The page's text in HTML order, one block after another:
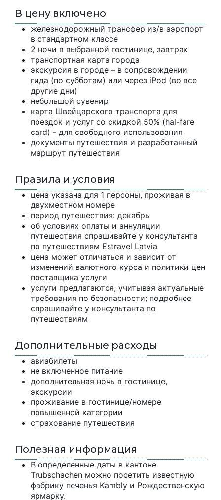
В цену включено
железнодорожный трансфер из/в аэропорт
в стандартном классе
2 ночи в выбранной гостинице, завтрак
транспортная карта города
экскурсия в городе – в сопровождении
гида (по субботам) или через iPod (во все
другие дни)
небольшой сувенир
карта Швейцарского транспорта для
поездок и услуг со скидкой 50% (hal-fare
card) - для свободного использования
документы путешествия и разработанный
маршрут путешествия
Правила и условия
цена указана для 1 персоны, проживая в
двухместном номере
период путешествия: декабрь
об условиях оплаты и аннуляции
путешествия спрашивайте у консультанта
по путешествиям Estravel Latvia
цена может отличаться и зависит от
изменений валютного курса и политики цен
поставщика услуги
услуги предлагаются, учитывая актуальные
требования по безопасности; подробнее
спрашивайте у консультанта по
путешествиям
Дополнительные расходы
авиабилеты
не включенное питание
дополнительная ночь в гостинице,
экскурсии
проживание в гостинице/номере
повышенной категории
страхование путешествия
Полезная информация
В определенные даты в кантоне
Trubschachen можно посетить известную
фабрику печенья Kambly и Рождественскую
ярмарку.